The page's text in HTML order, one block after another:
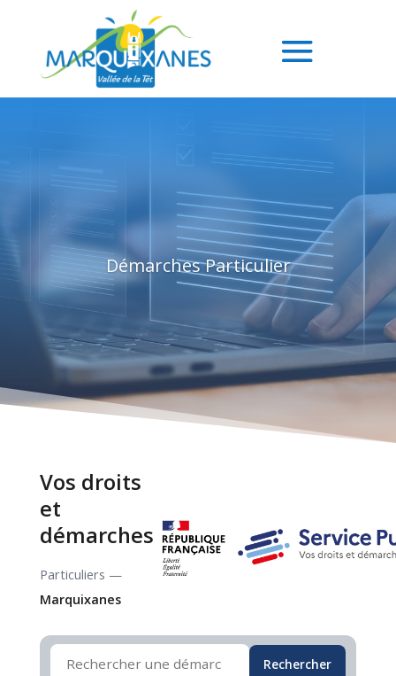
Démarches Particulier
Vos droits
et
démarches
Particuliers —
Marquixanes
Rechercher